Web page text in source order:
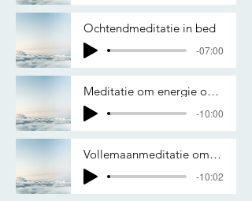
Ochtendmeditatie in bed
-07:00
Meditatie om energie op te wekken
-10:00
Vollemaanmeditatie om beter te slapen
-10:02